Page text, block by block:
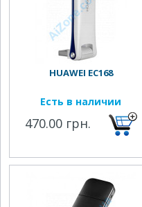
HUAWEI EC168
Есть в наличии
470.00 грн.